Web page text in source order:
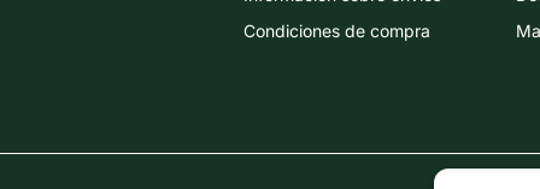
Condiciones de compra